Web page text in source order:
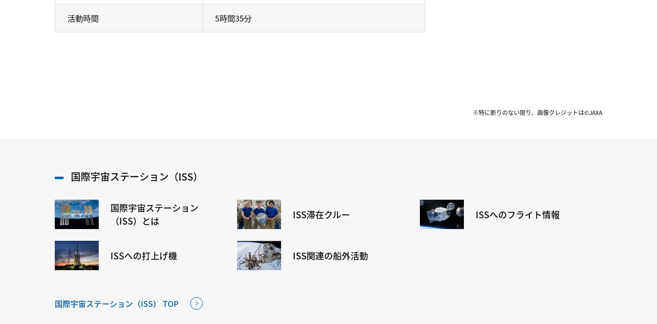
活動時間 5時間35分
※特に断りのない限り、画像クレジットは©JAXA
国際宇宙ステーション（ISS）
国際宇宙ステーション
（ISS）とは
ISS滞在クルー ISSへのフライト情報
ISSへの打上げ機 ISS関連の船外活動
国際宇宙ステーション（ISS） TOP